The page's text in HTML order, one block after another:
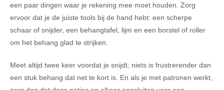
een paar dingen waar je rekening mee moet houden. Zorg
ervoor dat je de juiste tools bij de hand hebt: een scherpe
schaar of snijder, een behangtafel, lijm en een borstel of roller
om het behang glad te strijken.
Meet altijd twee keer voordat je snijdt; niets is frustrerender dan
een stuk behang dat net te kort is. En als je met patronen werkt,